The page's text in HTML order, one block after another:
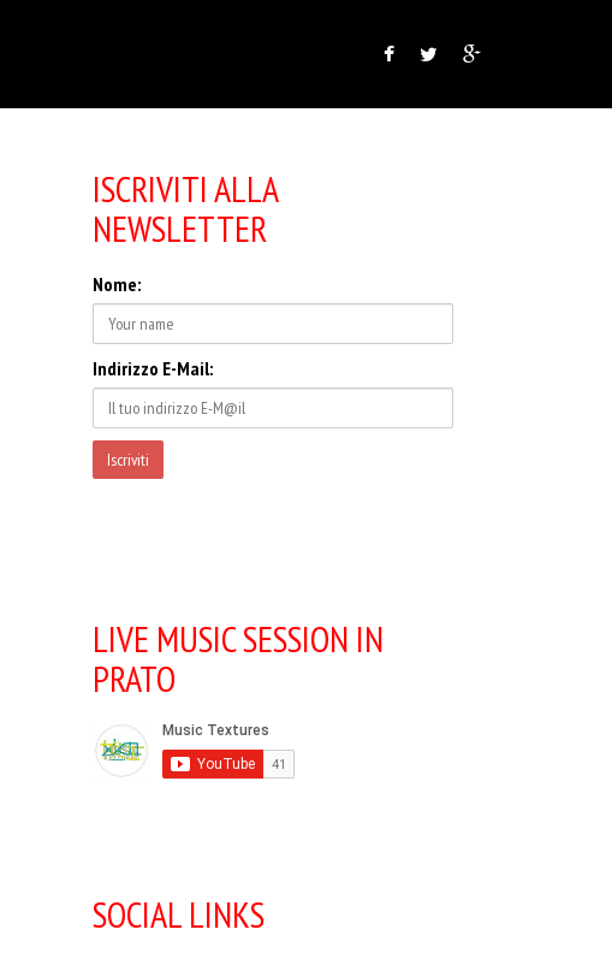
ISCRIVITI ALLA
NEWSLETTER
Nome:
Indirizzo E-Mail:
LIVE MUSIC SESSION IN
PRATO
SOCIAL LINKS